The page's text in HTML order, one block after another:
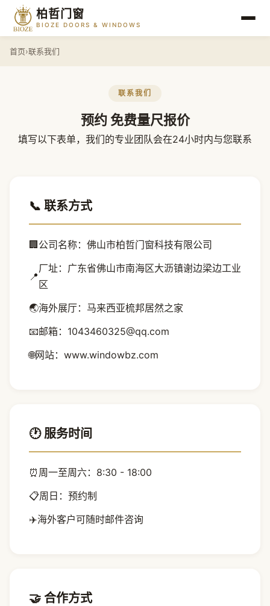
柏哲门窗
BIOZE DOORS & WINDOWS
首页›联系我们
联系我们
预约免费量尺报价
填写以下表单，我们的专业团队会在24小时内与您联系
📞 联系方式
🏢 公司名称：佛山市柏哲门窗科技有限公司
📍
厂址：广东省佛山市南海区大沥镇谢边梁边工业
区
🌏海外展厅：马来西亚梳邦居然之家
📧邮箱：1043460325@qq.com
🌐网站：www.windowbz.com
🕐 服务时间
⏰ 周一至周六：8:30 - 18:00
📋周日：预约制
✈️海外客户可随时邮件咨询
🤝 合作方式